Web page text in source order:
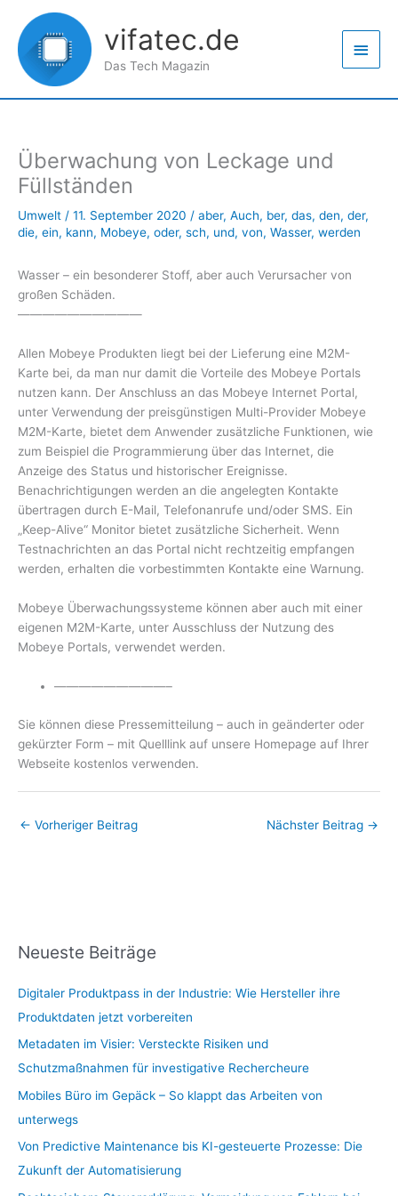
Inhalt
springen
vifatec.de
Das Tech Magazin
Überwachung von Leckage und
Füllständen
Umwelt / 11. September 2020 / aber, Auch, ber, das, den, der,
die, ein, kann, Mobeye, oder, sch, und, von, Wasser, werden
Wasser – ein besonderer Stoff, aber auch Verursacher von
großen Schäden.
——————————
Allen Mobeye Produkten liegt bei der Lieferung eine M2M-
Karte bei, da man nur damit die Vorteile des Mobeye Portals
nutzen kann. Der Anschluss an das Mobeye Internet Portal,
unter Verwendung der preisgünstigen Multi-Provider Mobeye
M2M-Karte, bietet dem Anwender zusätzliche Funktionen, wie
zum Beispiel die Programmierung über das Internet, die
Anzeige des Status und historischer Ereignisse.
Benachrichtigungen werden an die angelegten Kontakte
übertragen durch E-Mail, Telefonanrufe und/oder SMS. Ein
„Keep-Alive“ Monitor bietet zusätzliche Sicherheit. Wenn
Testnachrichten an das Portal nicht rechtzeitig empfangen
werden, erhalten die vorbestimmten Kontakte eine Warnung.
Mobeye Überwachungssysteme können aber auch mit einer
eigenen M2M-Karte, unter Ausschluss der Nutzung des
Mobeye Portals, verwendet werden.
—————————–
Sie können diese Pressemitteilung – auch in geänderter oder
gekürzter Form – mit Quelllink auf unsere Homepage auf Ihrer
Webseite kostenlos verwenden.
← Vorheriger Beitrag Nächster Beitrag →
Neueste Beiträge
Digitaler Produktpass in der Industrie: Wie Hersteller ihre
Produktdaten jetzt vorbereiten
Metadaten im Visier: Versteckte Risiken und
Schutzmaßnahmen für investigative Rechercheure
Mobiles Büro im Gepäck – So klappt das Arbeiten von
unterwegs
Von Predictive Maintenance bis KI-gesteuerte Prozesse: Die
Zukunft der Automatisierung